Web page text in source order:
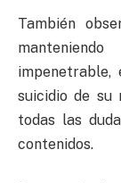
También
impenetrable,
suicidio de su
todas las
contenidos.